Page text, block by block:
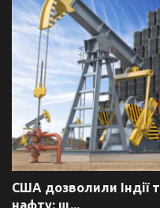
США дозволили Індії
нафту: щ...